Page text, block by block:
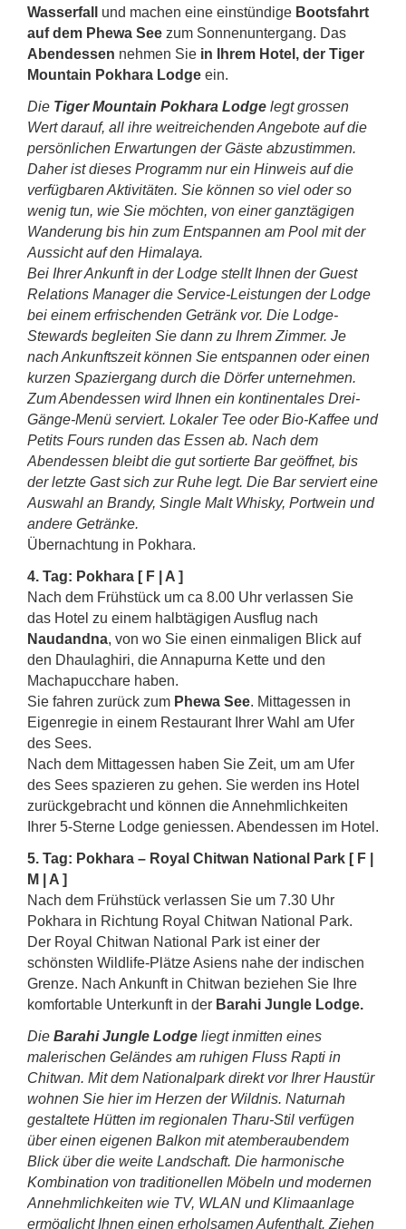
Wasserfall
und machen eine einstündige Bootsfahrt
auf dem Phewa See zum Sonnenuntergang. Das
Abendessen nehmen Sie in Ihrem Hotel, der Tiger
Mountain Pokhara Lodge ein.
Die Tiger Mountain Pokhara Lodge legt grossen
Wert darauf, all ihre weitreichenden Angebote auf die
persönlichen Erwartungen der Gäste abzustimmen.
Daher ist dieses Programm nur ein Hinweis auf die
verfügbaren Aktivitäten. Sie können so viel oder so
wenig tun, wie Sie möchten, von einer ganztägigen
Wanderung bis hin zum Entspannen am Pool mit der
Aussicht auf den Himalaya.
Bei Ihrer Ankunft in der Lodge stellt Ihnen der Guest
Relations Manager die Service-Leistungen der Lodge
bei einem erfrischenden Getränk vor. Die Lodge-
Stewards begleiten Sie dann zu Ihrem Zimmer. Je
nach Ankunftszeit können Sie entspannen oder einen
kurzen Spaziergang durch die Dörfer unternehmen.
Zum Abendessen wird Ihnen ein kontinentales Drei-
Gänge-Menü serviert. Lokaler Tee oder Bio-Kaffee und
Petits Fours runden das Essen ab. Nach dem
Abendessen bleibt die gut sortierte Bar geöffnet, bis
der letzte Gast sich zur Ruhe legt. Die Bar serviert eine
Auswahl an Brandy, Single Malt Whisky, Portwein und
andere Getränke.
Übernachtung in Pokhara.
4. Tag: Pokhara [ F | A ]
Nach dem Frühstück um ca 8.00 Uhr verlassen Sie
das Hotel zu einem halbtägigen Ausflug nach
Naudandna, von wo Sie einen einmaligen Blick auf
den Dhaulaghiri, die Annapurna Kette und den
Machapucchare haben.
Sie fahren zurück zum Phewa See. Mittagessen in
Eigenregie in einem Restaurant Ihrer Wahl am Ufer
des Sees.
Nach dem Mittagessen haben Sie Zeit, um am Ufer
des Sees spazieren zu gehen. Sie werden ins Hotel
zurückgebracht und können die Annehmlichkeiten
Ihrer 5-Sterne Lodge geniessen. Abendessen im Hotel.
5. Tag: Pokhara – Royal Chitwan National Park [ F |
M | A ]
Nach dem Frühstück verlassen Sie um 7.30 Uhr
Pokhara in Richtung Royal Chitwan National Park.
Der Royal Chitwan National Park ist einer der
schönsten Wildlife-Plätze Asiens nahe der indischen
Grenze. Nach Ankunft in Chitwan beziehen Sie Ihre
komfortable Unterkunft in der Barahi Jungle Lodge.
Die Barahi Jungle Lodge liegt inmitten eines
malerischen Geländes am ruhigen Fluss Rapti in
Chitwan. Mit dem Nationalpark direkt vor Ihrer Haustür
wohnen Sie hier im Herzen der Wildnis. Naturnah
gestaltete Hütten im regionalen Tharu-Stil verfügen
über einen eigenen Balkon mit atemberaubendem
Blick über die weite Landschaft. Die harmonische
Kombination von traditionellen Möbeln und modernen
Annehmlichkeiten wie TV, WLAN und Klimaanlage
ermöglicht Ihnen einen erholsamen Aufenthalt. Ziehen